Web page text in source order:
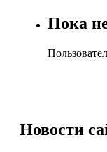
Пока
Новости